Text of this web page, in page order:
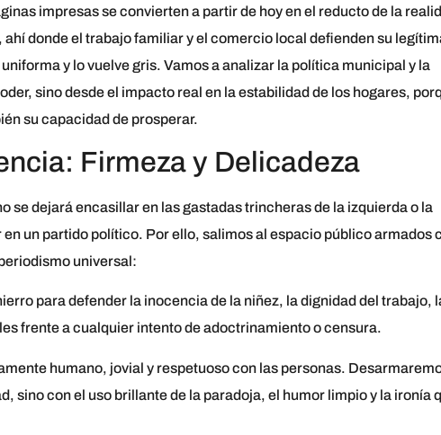
impresas se convierten a partir de hoy en el reducto de la
donde el trabajo familiar y el comercio local defienden su
y lo vuelve gris. Vamos a analizar la política municipal y la
sino desde el impacto real en la estabilidad de los hogares,
su capacidad de prosperar.
Firmeza y Delicadeza
se dejará encasillar en las gastadas trincheras de la izquierda o la
un partido político. Por ello, salimos al espacio público armados
universal:
para defender la inocencia de la niñez, la dignidad del trabajo,
frente a cualquier intento de adoctrinamiento o censura.
humano, jovial y respetuoso con las personas.
sino con el uso brillante de la paradoja, el humor limpio y la ironía